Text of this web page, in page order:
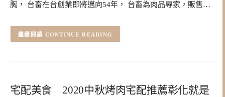
胸， 台畜在台創業即將邁向54年， 台畜為肉品專家，販售…
CONTINUE READING
宅配美食｜2020中秋烤肉宅配推薦彰化就是